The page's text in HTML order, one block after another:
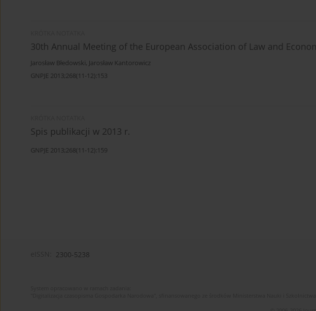
30th Annual Meeting of the European Association of Law and
Jarosław Błedowski, Jarosław Kantorowicz
GNPJE 2013;268(11-12):153
Spis publikacji w 2013 r.
GNPJE 2013;268(11-12):159
2300-5238